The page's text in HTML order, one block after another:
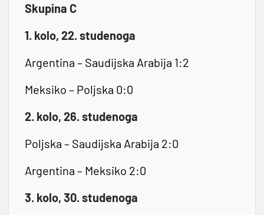
Skupina C
1. kolo, 22. studenoga
Argentina – Saudijska Arabija 1:2
Meksiko – Poljska 0:0
2. kolo, 26. studenoga
Poljska – Saudijska Arabija 2:0
Argentina – Meksiko 2:0
3. kolo, 30. studenoga